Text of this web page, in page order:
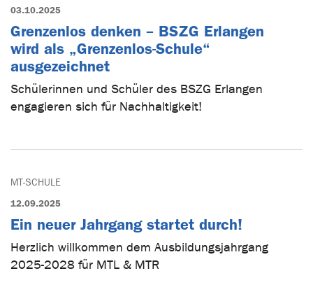
03.10.2025
Grenzenlos denken – BSZG Erlangen
wird als „Grenzenlos-Schule“
ausgezeichnet
Schülerinnen und Schüler des BSZG Erlangen
engagieren sich für Nachhaltigkeit!
MT-SCHULE
12.09.2025
Ein neuer Jahrgang startet durch!
Herzlich willkommen dem Ausbildungsjahrgang
2025-2028 für MTL & MTR